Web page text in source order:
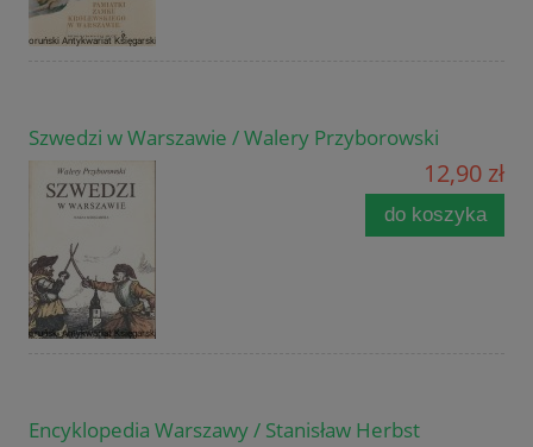
Szwedzi w Warszawie / Walery Przyborowski
12,90 zł
do koszyka
Encyklopedia Warszawy / Stanisław Herbst